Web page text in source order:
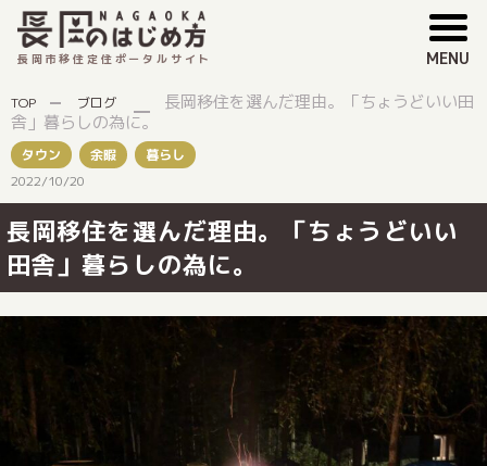
長岡市移住定住ポータルサイト MENU
TOP ブログ
長岡移住を選んだ理由。「ちょうどいい田
舎」暮らしの為に。
タウン 余暇
暮らし
2022/10/20
長岡移住を選んだ理由。「ちょうどいい
田舎」暮らしの為に。